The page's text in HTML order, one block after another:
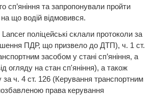
сп’яніння та запропонували пройти
на що водій відмовився.
поліцейські склали протоколи за
ПДР, що призвело до ДТП), ч. 1 ст.
засобом у стані сп’яніння, а
огляду на стан сп'яніння), а також
за ч. 4 ст. 126 (Керування транспортним
права керування